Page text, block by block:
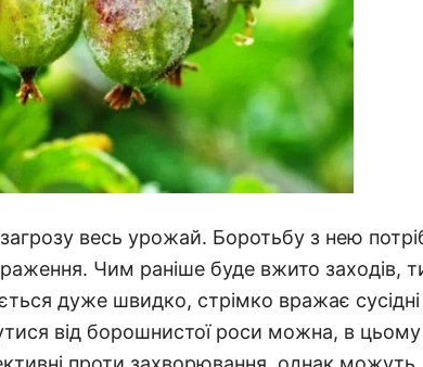
весь урожай. Боротьбу з нею
Чим раніше буде вжито заходів,
дуже швидко, стрімко вражає сусідні
від борошнистої роси можна, в цьому